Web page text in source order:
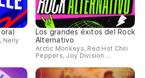
Nelly
Los grandes éxitos del Rock
Alternativo
Arctic Monkeys, Red Hot Chili
Peppers, Joy Division…